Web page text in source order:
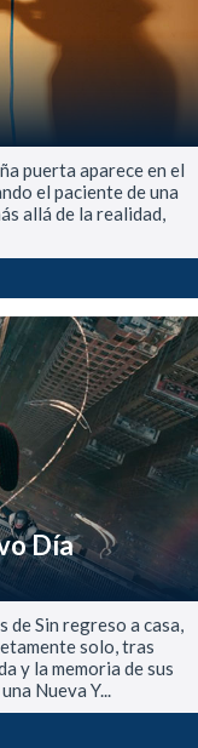
puerta aparece en el
el paciente de una
allá de la realidad,
Día
de Sin regreso a casa,
solo, tras
y la memoria de sus
Nueva Y...